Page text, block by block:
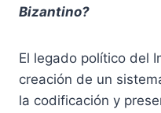
Bizantino?
El legado político del
creación de un
la codificación y